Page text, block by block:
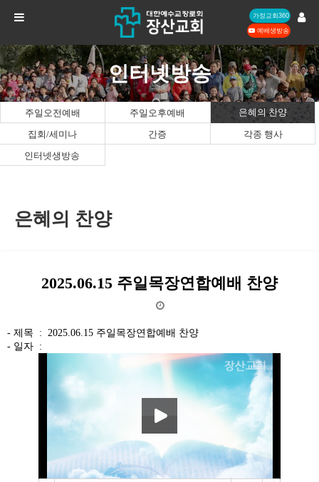
가정교회360
예배생방송
인터넷방송
주일오전예배 주일오후예배 은혜의 찬양
집회/세미나 간증
각종 행사
인터넷생방송
은혜의 찬양
2025.06.15 주일목장연합예배 찬양
- 제목 : 2025.06.15 주일목장연합예배 찬양
- 일자 :